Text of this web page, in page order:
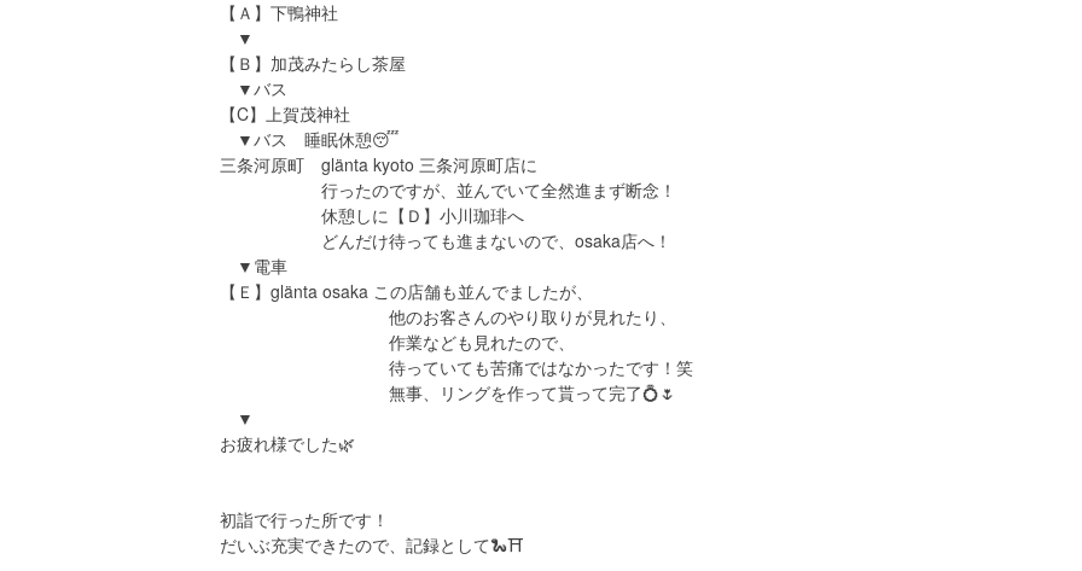
【Ａ】下鴨神社
▼
【Ｂ】加茂みたらし茶屋
▼バス
【C】上賀茂神社
▼バス 睡眠休憩😴
三条河原町 glänta kyoto 三条河原町店に
行ったのですが、並んでいて全然進まず断念！
休憩しに【Ｄ】小川珈琲へ
どんだけ待っても進まないので、osaka店へ！
▼電車
【Ｅ】glänta osaka この店舗も並んでましたが、
他のお客さんのやり取りが見れたり、
作業なども見れたので、
待っていても苦痛ではなかったです！笑
無事、リングを作って貰って完了💍🌷
▼
お疲れ様でした🌿
初詣で行った所です！
だいぶ充実できたので、記録として🐍⛩️